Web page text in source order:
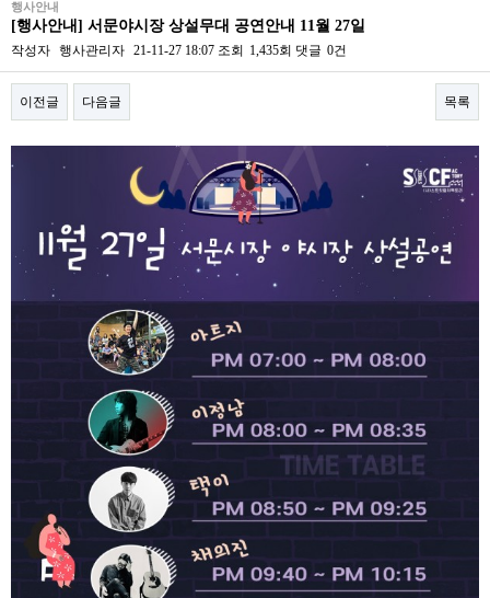
행사안내
[행사안내] 서문야시장 상설무대 공연안내 11월 27일
작성자 행사관리자 21-11-27 18:07 조회 1,435회 댓글 0건
이전글 다음글 목록